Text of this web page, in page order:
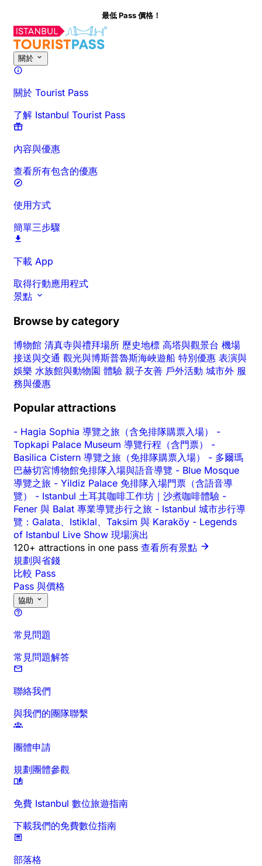
最低 Pass 價格！
關於
關於 Tourist Pass
了解 Istanbul Tourist Pass
內容與優惠
查看所有包含的優惠
使用方式
簡單三步驟
下載 App
取得行動應用程式
景點
Browse by category
博物館 清真寺與禮拜場所 歷史地標 高塔與觀景台 機場
接送與交通 觀光與博斯普魯斯海峽遊船 特別優惠 表演與
娛樂 水族館與動物園 體驗 親子友善 戶外活動 城市外 服
務與優惠
Popular attractions
- Hagia Sophia 導覽之旅（含免排隊購票入場） -
Topkapi Palace Museum 導覽行程（含門票） -
Basilica Cistern 導覽之旅（免排隊購票入場） - 多爾瑪
巴赫切宮博物館免排隊入場與語音導覽 - Blue Mosque
導覽之旅 - Yildiz Palace 免排隊入場門票（含語音導
覽） - Istanbul 土耳其咖啡工作坊｜沙煮咖啡體驗 -
Fener 與 Balat 專業導覽步行之旅 - Istanbul 城市步行導
覽：Galata、Istiklal、Taksim 與 Karaköy - Legends
of Istanbul Live Show 現場演出
120+ attractions in one pass 查看所有景點
規劃與省錢
比較 Pass
Pass 與價格
協助
常見問題
常見問題解答
聯絡我們
與我們的團隊聯繫
團體申請
規劃團體參觀
免費 Istanbul 數位旅遊指南
下載我們的免費數位指南
部落格
詳細介紹 行前須知